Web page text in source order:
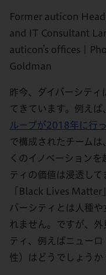
Former auticon
and IT Consultant
auticon’s offices |
Goldman
昨今、ダイバーシテ
てきています。例えば
ループが2018年に行
で構成されたチーム
くのイノベーション
ティの価値は浸透し
「Black Lives Matter
バーシティとは人種
れません。ですが、
ティ、例えばニュー
性）はどうでしょうか